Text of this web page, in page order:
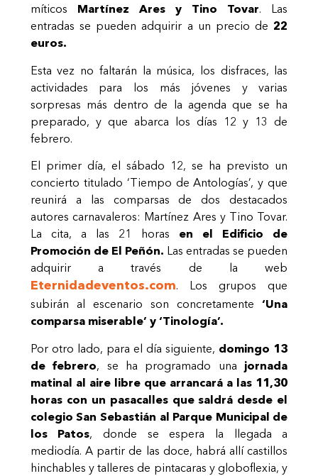
míticos Martínez Ares y Tino Tovar. Las
entradas se pueden adquirir a un precio de22
euros.
Esta vez no faltarán la música, los disfraces, las
actividades para los más jóvenes y varias
sorpresas más dentro de la agenda que se ha
preparado, y que abarca los días 12 y 13 de
febrero.
El primer día, el sábado 12, se ha previsto un
concierto titulado ‘Tiempo de Antologías’, y que
reunirá a las comparsas de dos destacados
autores carnavaleros: Martínez Ares yTino Tovar.
La cita, a las 21 horas en el Edificio de
Promoción de El Peñón. Las entradas se pueden
adquirir a través de la web
Eternidadeventos.com. Los grupos que
subirán al escenario son concretamente‘Una
comparsa miserable’ y ‘Tinología’.
Por otro lado, para el día siguiente, domingo 13
de febrero, se ha programado una jornada
matinal al aire libre que arrancará a las 11,30
horas con un pasacallesque saldrá desde el
colegio San Sebastián al Parque Municipal de
los Patos, donde se espera la llegada a
mediodía. A partir de las doce, habrá allícastillos
hinchables y talleres de pintacaras y globoflexia, y